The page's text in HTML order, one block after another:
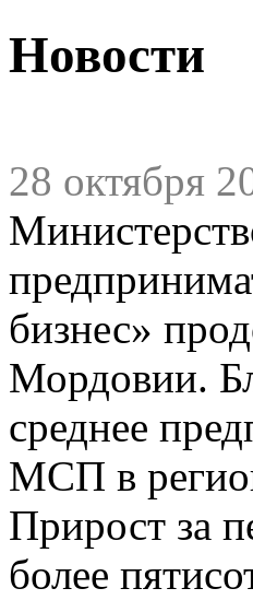
Новости
28 октября
бизнес»
Мордовии.
среднее
МСП в
Прирост за
более